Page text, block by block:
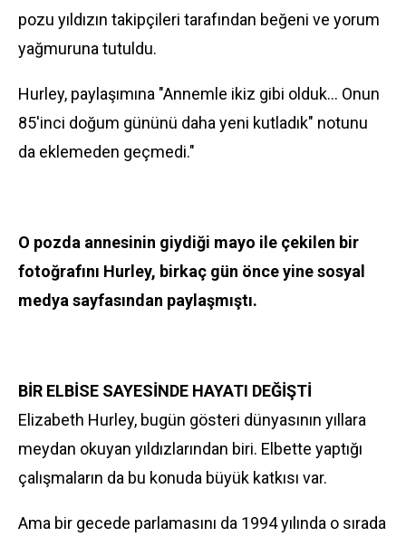
pozu yıldızın takipçileri tarafından beğeni ve yorum
yağmuruna tutuldu.
Hurley, paylaşımına "Annemle ikiz gibi olduk... Onun
85'inci doğum gününü daha yeni kutladık" notunu
da eklemeden geçmedi."
O pozda annesinin giydiği mayo ile çekilen bir
fotoğrafını Hurley, birkaç gün önce yine sosyal
medya sayfasından paylaşmıştı.
BİR ELBİSE SAYESİNDE HAYATI DEĞİŞTİ
Elizabeth Hurley, bugün gösteri dünyasının yıllara
meydan okuyan yıldızlarından biri. Elbette yaptığı
çalışmaların da bu konuda büyük katkısı var.
Ama bir gecede parlamasını da 1994 yılında o sırada